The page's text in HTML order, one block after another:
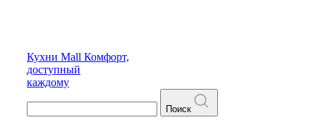
Кухни Mall Комфорт,
доступный
каждому
Поиск